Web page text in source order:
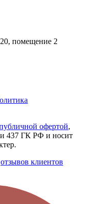
помещение 2
офертой,
437 ГК РФ и носит
отзывов клиентов